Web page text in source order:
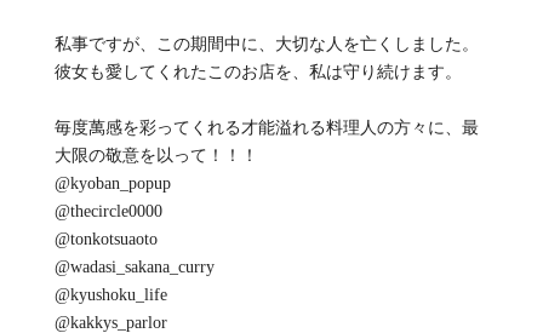
私事ですが、この期間中に、大切な人を亡くしました。
彼女も愛してくれたこのお店を、私は守り続けます。
毎度萬感を彩ってくれる才能溢れる料理人の方々に、最
大限の敬意を以って！！！
@kyoban_popup
@thecircle0000
@tonkotsuaoto
@wadasi_sakana_curry
@kyushoku_life
@kakkys_parlor